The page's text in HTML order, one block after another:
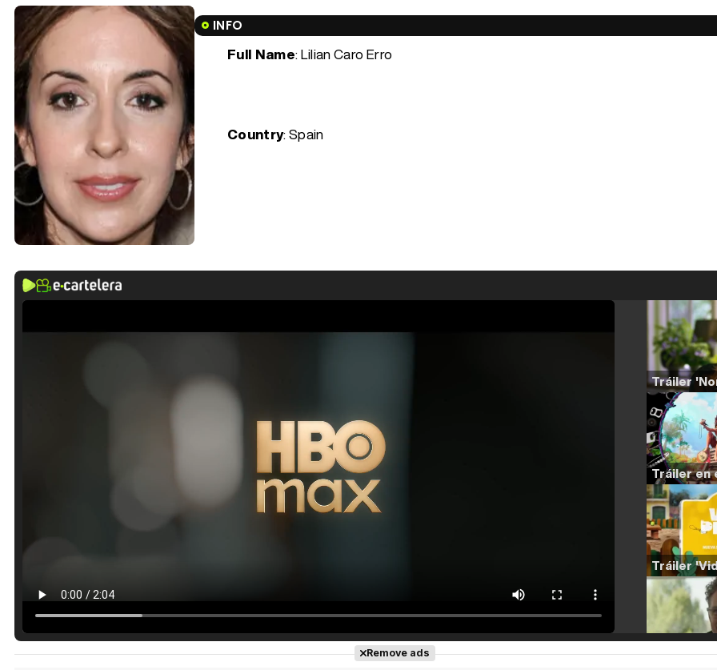
INFO
Full Name: Lilian Caro Erro
Country: Spain
Remove ads